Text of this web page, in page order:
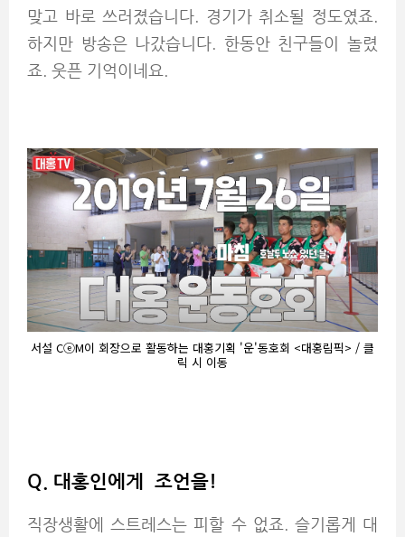
맞고 바로 쓰러졌습니다. 경기가 취소될 정도였죠.
하지만 방송은 나갔습니다. 한동안 친구들이 놀렸
죠. 웃픈 기억이네요.
서설 CⓔM이 회장으로 활동하는 대홍기획 '운'동호회 <대홍림픽> / 클
릭 시 이동
Q. 대홍인에게 조언을!
직장생활에 스트레스는 피할 수 없죠. 슬기롭게 대